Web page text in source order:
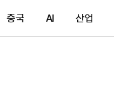
중국 AI 산업